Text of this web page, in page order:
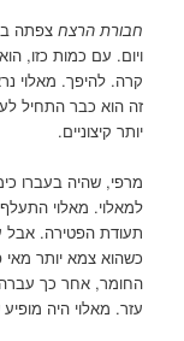
חבורת הרצח צפתה
ויום. עם כמות כזו,
קרה. להיפך. מאלוי
זה הוא כבר התחיל
יותר קיצוניים.
מרפי, שהיה בעברו
למאלוי. מאלוי
תעודת הפטירה. אבל
כשהוא צמא יותר
החומר, אחר כך
עזר. מאלוי היה